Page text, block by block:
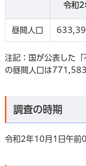
令和2
昼間人口
注記：国が公表した
の昼間人口は771,583
調査の時期
令和2年10月1日午前